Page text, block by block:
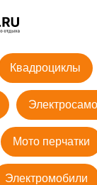
Квадроциклы
Мото перчатки
Электромобили